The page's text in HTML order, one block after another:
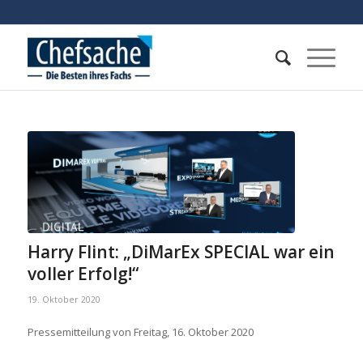
Harry Flint: „DiMarEx SPECIAL war ein
voller Erfolg!“
19. Oktober 2020
Pressemitteilung von Freitag, 16. Oktober 2020